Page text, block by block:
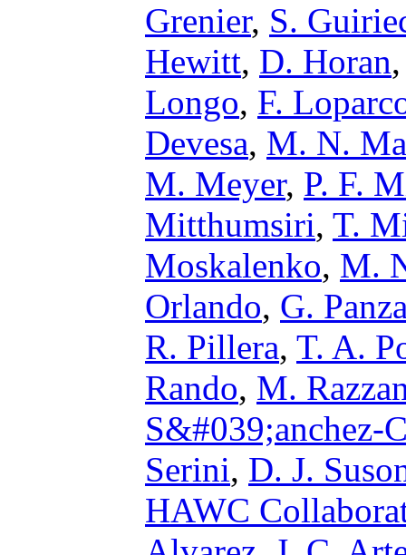
Grenier, S.
Hewitt, D. Horan
Longo, F.
Devesa, M. N.
M. Meyer, P. F.
Mitthumsiri, T.
Moskalenko, M.
Orlando, G.
R. Pillera, T. A.
Rando, M.
S&#039;anchez-
Serini, D. J.
HAWC